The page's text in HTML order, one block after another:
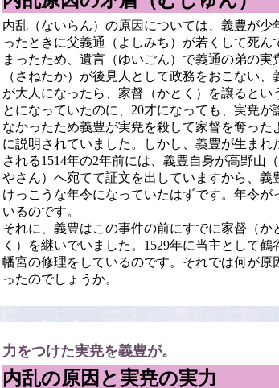
内乱（ないらん）の原因については、義豊が少
ったときに父義通（よしみち）が若くして死ん
まったため、遺言（ゆいごん）で義通の弟の実
（さねたか）が後見人として政務をおこない、
が大人になったら、家督（かとく）を譲るとい
とになっていたのに、20才になっても、実尭が
なかったため義豊が実尭を殺して家督を奪った
に説明されていました。しかし、義豊が生まれ
される1514年の2年前には、義豊自身が高野山
やさん）へ宛てて証文を出していますから、義
けっこうな年令になっていたはずです。年令が
いるのです。
それに、義豊はこの事件の前にすでに家督（か
く）を継いでいました。1529年に当主として鶴
幡宮の修理をしているのです。それでは何が原
ったのでしょうか。
力をつけた実尭を義豊が。
内乱の原因と実尭の実力